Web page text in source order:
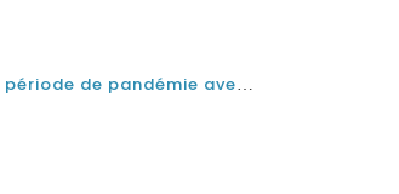
Chine Purificateurs d'air et aidant pendant la période de pandémie avec purificateur d'air anti-virus